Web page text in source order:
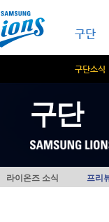
구단
구단소식
구단
라이온즈 소식 프리